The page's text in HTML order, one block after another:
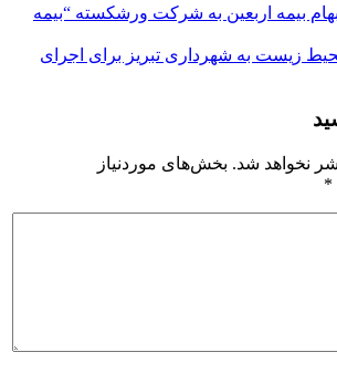
بیمه اربعین به شرکت ورشکسته “بیمه
محیط زیست به شهرداری تبریز برای اجرای
نخواهد شد. بخش‌های موردنیاز
*